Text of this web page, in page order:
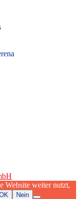
Website weiter nutzt,
Nein